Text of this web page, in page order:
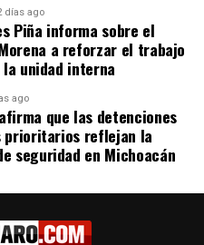
terrenos
octubre, 2023
"Michoacán"
días ago
Piña informa sobre el
a reforzar el trabajo
unidad interna
ago
que las detenciones
prioritarios reflejan la
seguridad en Michoacán